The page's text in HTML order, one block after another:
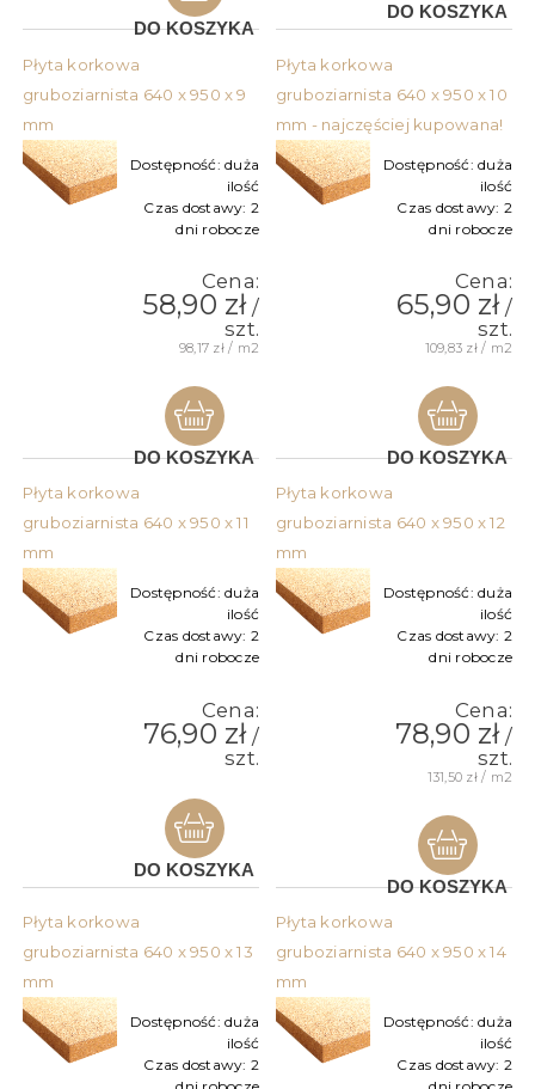
DO KOSZYKA
DO KOSZYKA
Płyta korkowa
gruboziarnista 640 x 950 x 9
mm
Dostępność: duża
ilość
Czas dostawy: 2
dni robocze
Cena:
58,90 zł/
szt.
98,17 zł / m2
DO KOSZYKA
Płyta korkowa
gruboziarnista 640 x 950 x 10
mm - najczęściej kupowana!
Dostępność: duża
ilość
Czas dostawy: 2
dni robocze
Cena:
65,90 zł/
szt.
109,83 zł / m2
DO KOSZYKA
Płyta korkowa
gruboziarnista 640 x 950 x 11
mm
Dostępność: duża
ilość
Czas dostawy: 2
dni robocze
Cena:
76,90 zł/
szt.
DO KOSZYKA
Płyta korkowa
gruboziarnista 640 x 950 x 12
mm
Dostępność: duża
ilość
Czas dostawy: 2
dni robocze
Cena:
78,90 zł/
szt.
131,50 zł / m2
DO KOSZYKA
Płyta korkowa
gruboziarnista 640 x 950 x 13
mm
Dostępność: duża
ilość
Czas dostawy: 2
Płyta korkowa
gruboziarnista 640 x 950 x 14
mm
Dostępność: duża
ilość
Czas dostawy: 2